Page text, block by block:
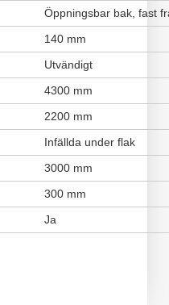
Öppningsbar bak, fast
140 mm
Utvändigt
4300 mm
2200 mm
Infällda under flak
3000 mm
300 mm
Ja